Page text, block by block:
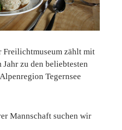
Freilichtmuseum zählt mit
zu den beliebtesten
Tegernsee
Mannschaft suchen wir